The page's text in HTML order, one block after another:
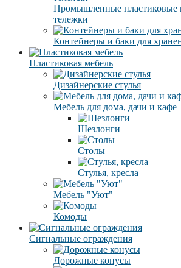
Промышленные
тележки
Контейнеры и баки для
Пластиковая мебель
Дизайнерские стулья
Мебель для дома, дачи и кафе
Шезлонги
Столы
Стулья, кресла
Мебель "Уют"
Комоды
Сигнальные ограждения
Дорожные конусы